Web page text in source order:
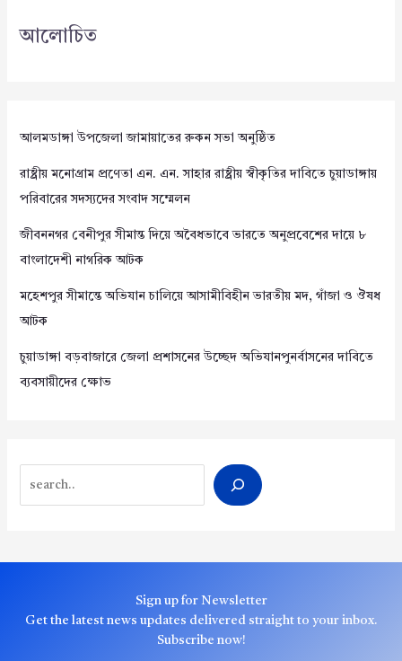
আলোচিত
আলমডাঙ্গা উপজেলা জামায়াতের রুকন সভা অনুষ্ঠিত
রাষ্ট্রীয় মনোগ্রাম প্রণেতা এন. এন. সাহার রাষ্ট্রীয় স্বীকৃতির দাবিতে চুয়াডাঙ্গায়
পরিবারের সদস্যদের সংবাদ সম্মেলন
জীবননগর বেনীপুর সীমান্ত দিয়ে অবৈধভাবে ভারতে অনুপ্রবেশের দায়ে ৮
বাংলাদেশী নাগরিক আটক
মহেশপুর সীমান্তে অভিযান চালিয়ে আসামীবিহীন ভারতীয় মদ, গাঁজা ও ঔষধ
আটক
চুয়াডাঙ্গা বড়বাজারে জেলা প্রশাসনের উচ্ছেদ অভিযানপুনর্বাসনের দাবিতে
ব্যবসায়ীদের ক্ষোভ
Sign up for Newsletter
Get the latest news updates delivered straight to your inbox.
Subscribe now!